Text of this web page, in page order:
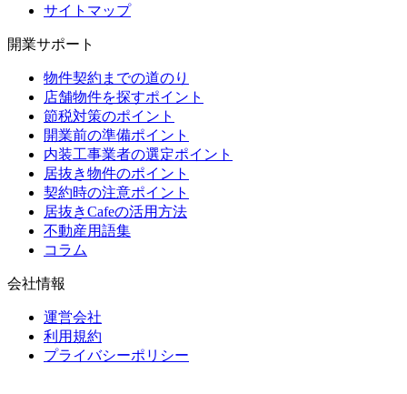
サイトマップ
開業サポート
物件契約までの道のり
店舗物件を探すポイント
節税対策のポイント
開業前の準備ポイント
内装工事業者の選定ポイント
居抜き物件のポイント
契約時の注意ポイント
居抜きCafeの活用方法
不動産用語集
コラム
会社情報
運営会社
利用規約
プライバシーポリシー